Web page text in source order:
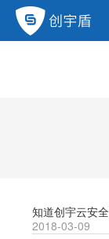
知道创宇云安
2018-03-09